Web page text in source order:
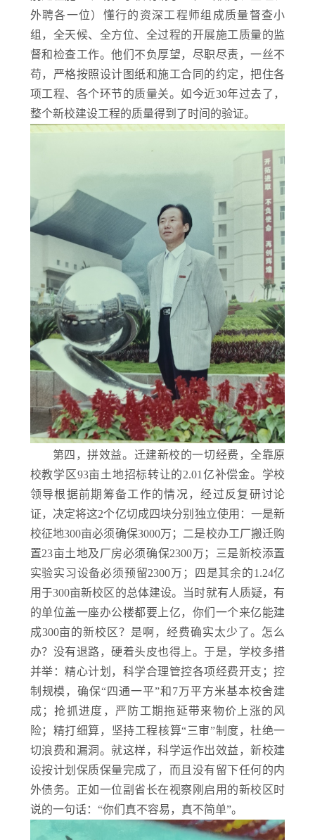
外聘各一位）懂行的资深工程师组成质量督查小
组，全天候、全方位、全过程的开展施工质量的监
督和检查工作。他们不负厚望，尽职尽责，一丝不
苟，严格按照设计图纸和施工合同的约定，把住各
项工程、各个环节的质量关。如今近30年过去了，
整个新校建设工程的质量得到了时间的验证。
第四，拼效益。迁建新校的一切经费，全靠原
校教学区93亩土地招标转让的2.01亿补偿金。学校
领导根据前期筹备工作的情况，经过反复研讨论
证，决定将这2个亿切成四块分别独立使用：一是新
校征地300亩必须确保3000万；二是校办工厂搬迁购
置23亩土地及厂房必须确保2300万；三是新校添置
实验实习设备必须预留2300万；四是其余的1.24亿
用于300亩新校区的总体建设。当时就有人质疑，有
的单位盖一座办公楼都要上亿，你们一个来亿能建
成300亩的新校区？是啊，经费确实太少了。怎么
办？没有退路，硬着头皮也得上。于是，学校多措
并举：精心计划，科学合理管控各项经费开支；控
制规模，确保“四通一平”和7万平方米基本校舍建
成；抢抓进度，严防工期拖延带来物价上涨的风
险；精打细算，坚持工程核算“三审”制度，杜绝一
切浪费和漏洞。就这样，科学运作出效益，新校建
设按计划保质保量完成了，而且没有留下任何的内
外债务。正如一位副省长在视察刚启用的新校区时
说的一句话：“你们真不容易，真不简单”。